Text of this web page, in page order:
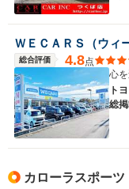
ＷＥＣＡＲＳ（ウィ
総合評価 4.8点
心
ト
総
カローラスポー